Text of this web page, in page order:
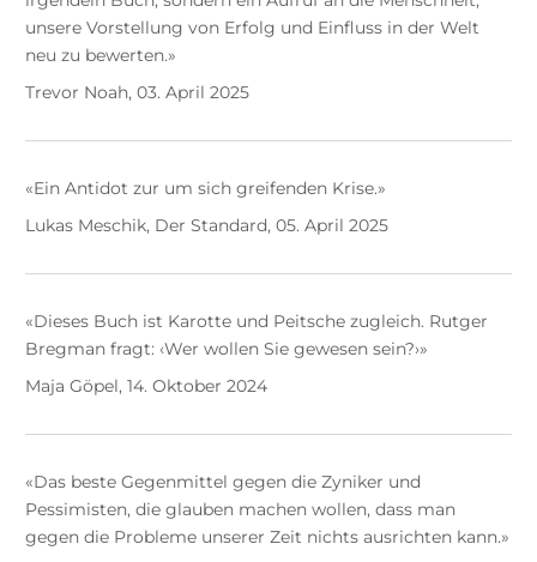
unsere Vorstellung von Erfolg und Einfluss in der Welt
neu zu bewerten.»
Trevor Noah, 03. April 2025
«Ein Antidot zur um sich greifenden Krise.»
Lukas Meschik, Der Standard, 05. April 2025
«Dieses Buch ist Karotte und Peitsche zugleich. Rutger
Bregman fragt: ‹Wer wollen Sie gewesen sein?›»
Maja Göpel, 14. Oktober 2024
«Das beste Gegenmittel gegen die Zyniker und
Pessimisten, die glauben machen wollen, dass man
gegen die Probleme unserer Zeit nichts ausrichten kann.»